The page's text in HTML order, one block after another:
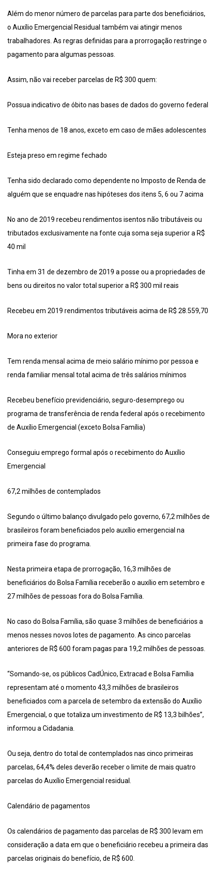
Além do menor número de parcelas para parte dos beneficiários,
o Auxílio Emergencial Residual também vai atingir menos
trabalhadores. As regras definidas para a prorrogação restringe o
pagamento para algumas pessoas.
Assim, não vai receber parcelas de R$ 300 quem:
Possua indicativo de óbito nas bases de dados do governo federal
Tenha menos de 18 anos, exceto em caso de mães adolescentes
Esteja preso em regime fechado
Tenha sido declarado como dependente no Imposto de Renda de
alguém que se enquadre nas hipóteses dos itens 5, 6 ou 7 acima
No ano de 2019 recebeu rendimentos isentos não tributáveis ou
tributados exclusivamente na fonte cuja soma seja superior a R$
40 mil
Tinha em 31 de dezembro de 2019 a posse ou a propriedades de
bens ou direitos no valor total superior a R$ 300 mil reais
Recebeu em 2019 rendimentos tributáveis acima de R$ 28.559,70
Mora no exterior
Tem renda mensal acima de meio salário mínimo por pessoa e
renda familiar mensal total acima de três salários mínimos
Recebeu benefício previdenciário, seguro-desemprego ou
programa de transferência de renda federal após o recebimento
de Auxílio Emergencial (exceto Bolsa Família)
Conseguiu emprego formal após o recebimento do Auxílio
Emergencial
67,2 milhões de contemplados
Segundo o último balanço divulgado pelo governo, 67,2 milhões de
brasileiros foram beneficiados pelo auxílio emergencial na
primeira fase do programa.
Nesta primeira etapa de prorrogação, 16,3 milhões de
beneficiários do Bolsa Família receberão o auxílio em setembro e
27 milhões de pessoas fora do Bolsa Família.
No caso do Bolsa Família, são quase 3 milhões de beneficiários a
menos nesses novos lotes de pagamento. As cinco parcelas
anteriores de R$ 600 foram pagas para 19,2 milhões de pessoas.
“Somando-se, os públicos CadÚnico, Extracad e Bolsa Família
representam até o momento 43,3 milhões de brasileiros
beneficiados com a parcela de setembro da extensão do Auxílio
Emergencial, o que totaliza um investimento de R$ 13,3 bilhões”,
informou a Cidadania.
Ou seja, dentro do total de contemplados nas cinco primeiras
parcelas, 64,4% deles deverão receber o limite de mais quatro
parcelas do Auxílio Emergencial residual.
Calendário de pagamentos
Os calendários de pagamento das parcelas de R$ 300 levam em
consideração a data em que o beneficiário recebeu a primeira das
parcelas originais do benefício, de R$ 600.